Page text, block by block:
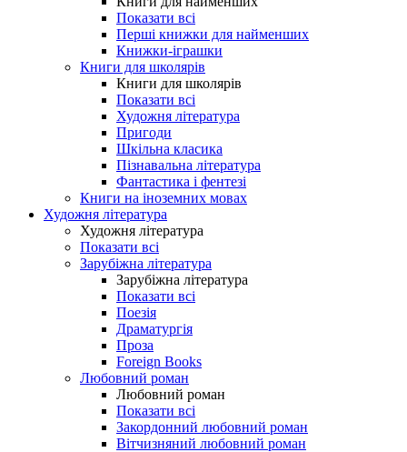
Показати всі
Перші книжки для найменших
Книжки-іграшки
Книги для школярів
Книги для школярів
Показати всі
Художня література
Пригоди
Шкільна класика
Пізнавальна література
Фантастика і фентезі
Книги на іноземних мовах
Художня література
Художня література
Показати всі
Зарубіжна література
Зарубіжна література
Показати всі
Поезія
Драматургія
Проза
Foreign Books
Любовний роман
Любовний роман
Показати всі
Закордонний любовний роман
Вітчизняний любовний роман